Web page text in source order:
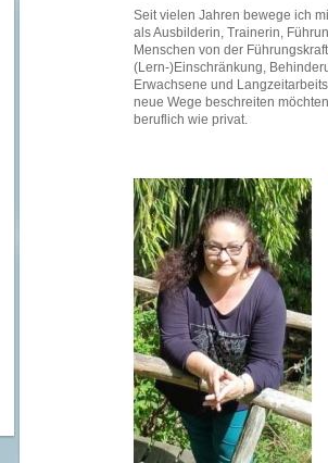
Seit vielen Jahren bewege ich
als Ausbilderin, Trainerin,
Menschen von der
(Lern-)Einschränkung,
Erwachsene und
neue Wege beschreiten
beruflich wie privat.